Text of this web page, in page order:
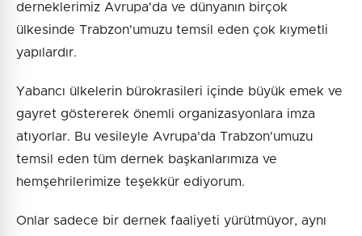
derneklerimiz Avrupa'da ve dünyanın birçok
ülkesinde Trabzon'umuzu temsil eden çok kıymetli
yapılardır.
Yabancı ülkelerin bürokrasileri içinde büyük emek ve
gayret göstererek önemli organizasyonlara imza
atıyorlar. Bu vesileyle Avrupa'da Trabzon'umuzu
temsil eden tüm dernek başkanlarımıza ve
hemşehrilerimize teşekkür ediyorum.
Onlar sadece bir dernek faaliyeti yürütmüyor, aynı